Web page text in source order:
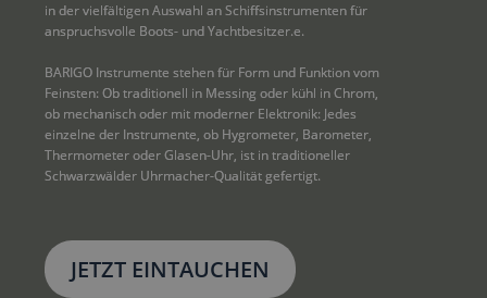
in der vielfältigen Auswahl an Schiffsinstrumenten für
anspruchsvolle Boots- und Yachtbesitzer.e.
BARIGO Instrumente stehen für Form und Funktion vom
Feinsten: Ob traditionell in Messing oder kühl in Chrom,
ob mechanisch oder mit moderner Elektronik: Jedes
einzelne der Instrumente, ob Hygrometer, Barometer,
Thermometer oder Glasen-Uhr, ist in traditioneller
Schwarzwälder Uhrmacher-Qualität gefertigt.
JETZT EINTAUCHEN